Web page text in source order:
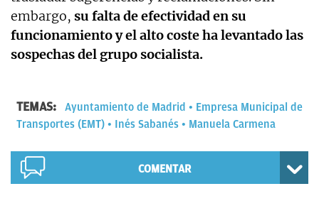
embargo, su falta de efectividad en su
funcionamiento y el alto coste ha levantado las
sospechas del grupo socialista.
TEMAS: Ayuntamiento de Madrid
Empresa Municipal de
Transportes (EMT)
Inés Sabanés Manuela Carmena
COMENTAR